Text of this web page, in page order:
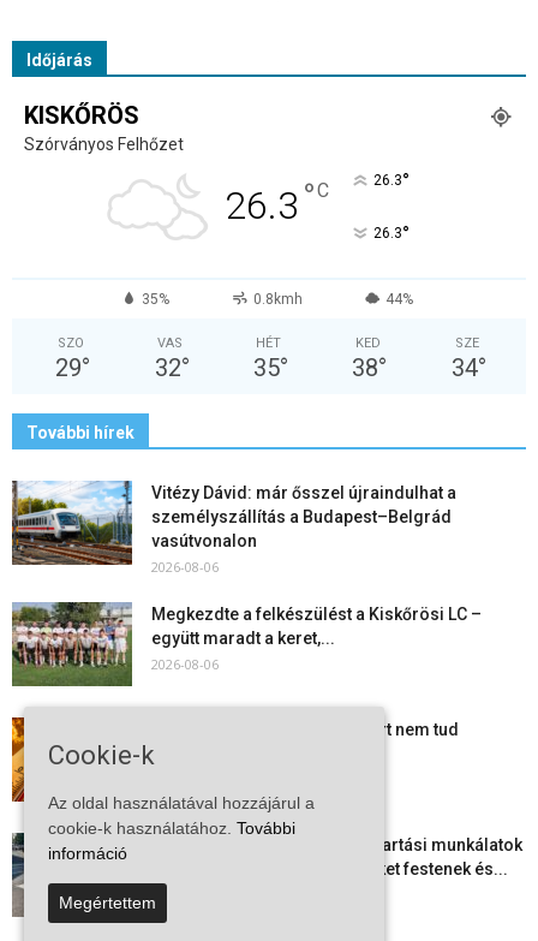
Időjárás
KISKŐRÖS
Szórványos Felhőzet
26.3 °C 26.3°
26.3°
35% 0.8kmh 44%
SZO
29°
VAS
32°
HÉT
35°
KED
38°
SZE
34°
További hírek
Vitézy Dávid: már ősszel újraindulhat a
személyszállítás a Budapest–Belgrád
vasútvonalon
2026-08-06
Megkezdte a felkészülést a Kiskőrösi LC –
együtt maradt a keret,...
2026-08-06
Mi történik Európa felett? Ezért nem tud
szabadulni a kontinens a...
Folyamatosak a nyári karbantartási munkálatok
Kiskőrösön – útburkolati jeleket festenek és...
Cookie-k
Az oldal használatával hozzájárul a
cookie-k használatához. További
információ
Megértettem